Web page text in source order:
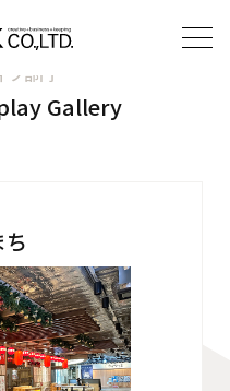
ブ部門
Gallery
ち